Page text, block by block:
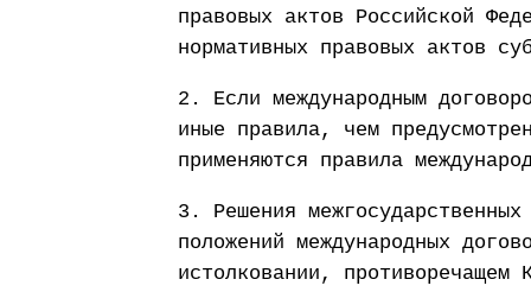
правовых актов Российской
нормативных правовых актов
2. Если международным
иные правила, чем
применяются правила
3. Решения
положений международных
истолковании, противоречащем